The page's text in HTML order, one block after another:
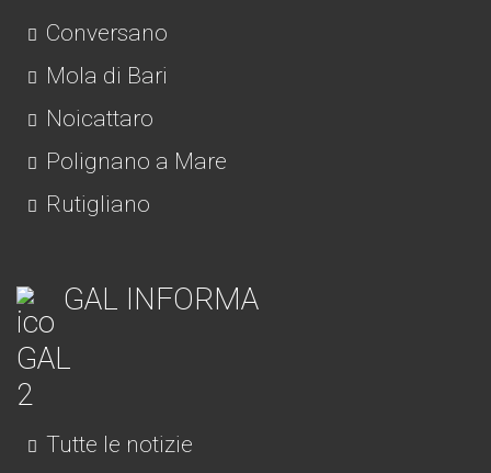
Conversano
Mola di Bari
Noicattaro
Polignano a Mare
Rutigliano
GAL INFORMA
Tutte le notizie